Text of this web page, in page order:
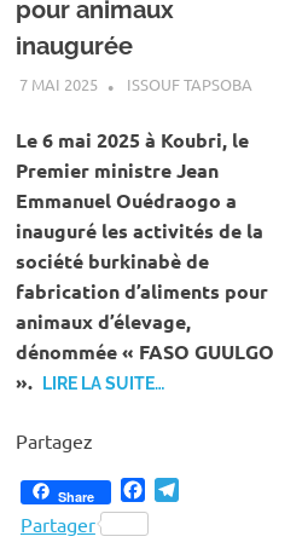
pour animaux
inaugurée
7 MAI 2025 ISSOUF TAPSOBA
Le 6 mai 2025 à Koubri, le
Premier ministre Jean
Emmanuel Ouédraogo a
inauguré les activités de la
société burkinabè de
fabrication d’aliments pour
animaux d’élevage,
dénommée « FASO GUULGO
».
LIRE LA SUITE…
Partagez
Share Facebook
Partager